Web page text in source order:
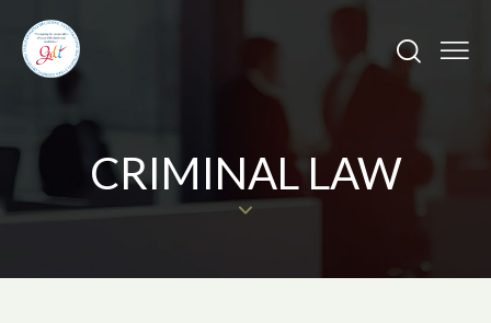
CRIMINAL LAW